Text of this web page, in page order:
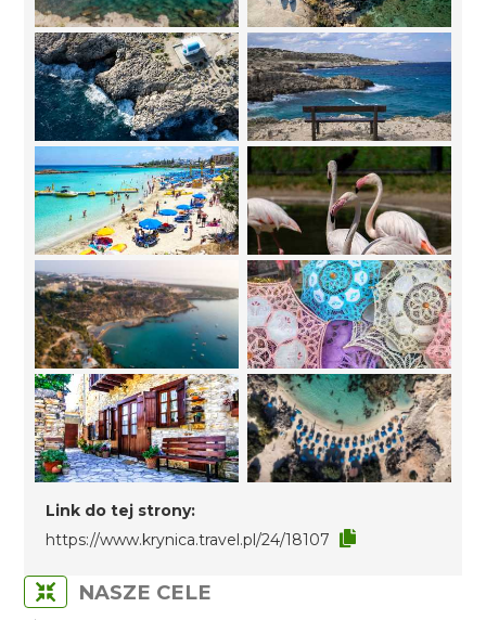
Link do tej strony:
https://www.krynica.travel.pl/24/18107
NASZE CELE